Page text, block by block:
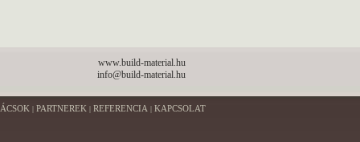
www.build-material.hu
info@build-material.hu
| PARTNEREK | REFERENCIA | KAPCSOLAT